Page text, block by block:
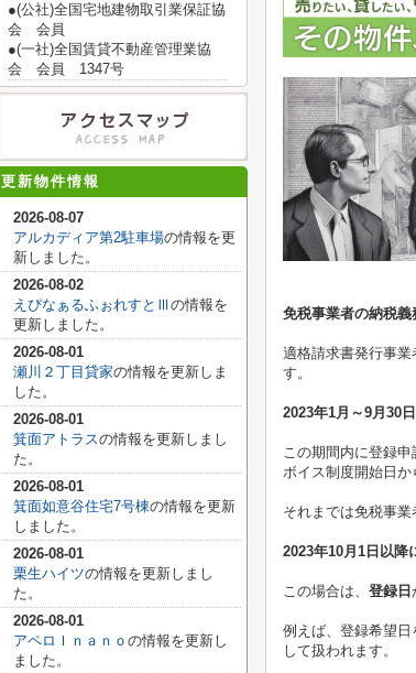
免税事業者の納税
適格請求書発行事
す。
2023年1月～9月30
この期間内に登録
ボイス制度開始日か
それまでは免税事業
2023年10月1日以降
この場合は、 登録日
例えば、登録希望日
して扱われます。
●(公社)全国宅地建物取引業保証協
会 会員
●(一社)全国賃貸不動産管理業協
会 会員 1347号
更新物件情報
2026-08-07
アルカディア第2駐車場の情報を更
新しました。
2026-08-02
えぴなぁるふぉれすとⅢ の情報を
更新しました。
2026-08-01
瀬川２丁目貸家の情報を更新しま
した。
2026-08-01
箕面アトラスの情報を更新しまし
た。
2026-08-01
箕面如意谷住宅7号棟の情報を更新
しました。
2026-08-01
栗生ハイツの情報を更新しまし
た。
2026-08-01
アペロＩｎａｎｏ の情報を更新し
ました。